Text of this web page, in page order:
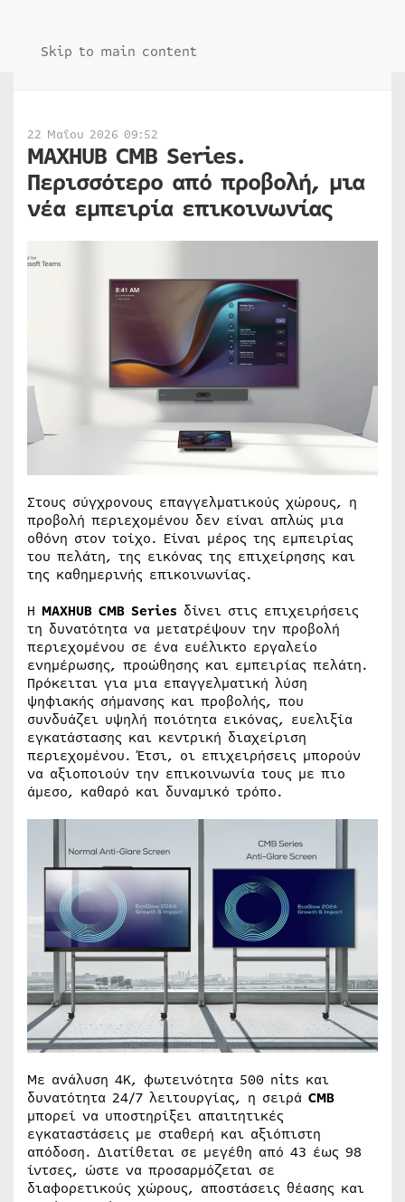
Skip to main content
22 Μαΐου 2026 09:52
MAXHUB CMB Series.
Περισσότερο από προβολή, μια
νέα εμπειρία επικοινωνίας
Στους σύγχρονους επαγγελματικούς χώρους, η
προβολή περιεχομένου δεν είναι απλώς μια
οθόνη στον τοίχο. Είναι μέρος της εμπειρίας
του πελάτη, της εικόνας της επιχείρησης και
της καθημερινής επικοινωνίας.
Η MAXHUB CMB Series δίνει στις επιχειρήσεις
τη δυνατότητα να μετατρέψουν την προβολή
περιεχομένου σε ένα ευέλικτο εργαλείο
ενημέρωσης, προώθησης και εμπειρίας πελάτη.
Πρόκειται για μια επαγγελματική λύση
ψηφιακής σήμανσης και προβολής, που
συνδυάζει υψηλή ποιότητα εικόνας, ευελιξία
εγκατάστασης και κεντρική διαχείριση
περιεχομένου. Έτσι, οι επιχειρήσεις μπορούν
να αξιοποιούν την επικοινωνία τους με πιο
άμεσο, καθαρό και δυναμικό τρόπο.
Με ανάλυση 4K, φωτεινότητα 500 nits και
δυνατότητα 24/7 λειτουργίας, η σειρά CMB
μπορεί να υποστηρίξει απαιτητικές
εγκαταστάσεις με σταθερή και αξιόπιστη
απόδοση. Διατίθεται σε μεγέθη από 43 έως 98
ίντσες, ώστε να προσαρμόζεται σε
διαφορετικούς χώρους, αποστάσεις θέασης και